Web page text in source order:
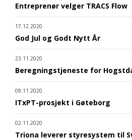
Entreprenør velger TRACS Flow
17.12.2020
God Jul og Godt Nytt År
23.11.2020
Beregningstjeneste for
09.11.2020
ITxPT-prosjekt i Gøteborg
02.11.2020
Triona leverer styresystem til